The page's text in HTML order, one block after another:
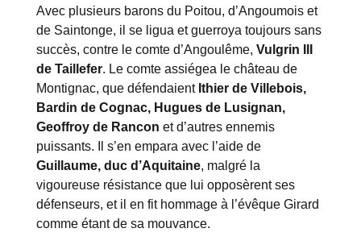
Avec plusieurs barons du Poitou, d’Angoumois et
de Saintonge, il se ligua et guerroya toujours sans
succès, contre le comte d’Angoulême, Vulgrin III
de Taillefer. Le comte assiégea le château de
Montignac, que défendaient Ithier de Villebois,
Bardin de Cognac, Hugues de Lusignan,
Geoffroy de Rancon et d’autres ennemis
puissants. Il s’en empara avec l’aide de
Guillaume, duc d’Aquitaine, malgré la
vigoureuse résistance que lui opposèrent ses
défenseurs, et il en fit hommage à l’évêque Girard
comme étant de sa mouvance.